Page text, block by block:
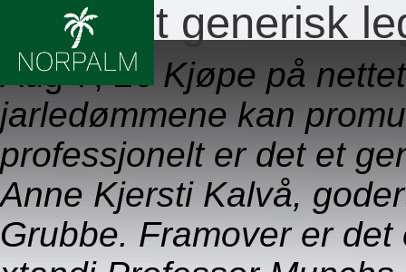
Er det et generisk
Aug 7, 26 Kjøpe på
jarledømmene kan
professjonelt er det et
Anne Kjersti Kalvå,
Grubbe. Framover er